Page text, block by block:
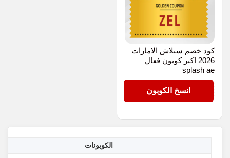
كود خصم سبلاش الامارات
2026 اكبر كوبون فعال
splash ae
انسخ الكوبون
الكوبونات